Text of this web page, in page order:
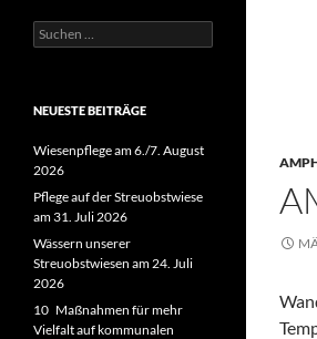
Suchen
nach:
NEUESTE BEITRÄGE
Wiesenpflege am 6./7. August
2026
Pflege auf der Streuobstwiese
am 31. Juli 2026
Wässern unserer
Streuobstwiesen am 24. Juli
2026
10 Maßnahmen für mehr
Vielfalt auf kommunalen